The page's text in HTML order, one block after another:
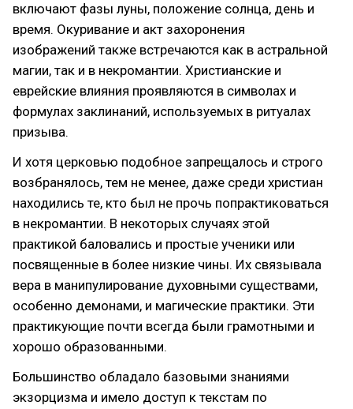
включают фазы луны, положение солнца, день и
время. Окуривание и акт захоронения
изображений также встречаются как в астральной
магии, так и в некромантии. Христианские и
еврейские влияния проявляются в символах и
формулах заклинаний, используемых в ритуалах
призыва.
И хотя церковью подобное запрещалось и строго
возбранялось, тем не менее, даже среди христиан
находились те, кто был не прочь попрактиковаться
в некромантии. В некоторых случаях этой
практикой баловались и простые ученики или
посвященные в более низкие чины. Их связывала
вера в манипулирование духовными существами,
особенно демонами, и магические практики. Эти
практикующие почти всегда были грамотными и
хорошо образованными.
Большинство обладало базовыми знаниями
экзорцизма и имело доступ к текстам по